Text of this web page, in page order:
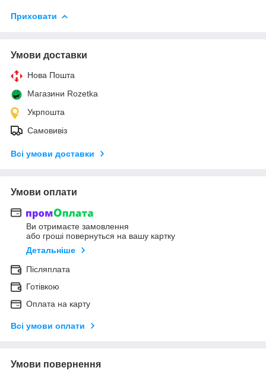
Приховати
Умови доставки
Нова Пошта
Магазини Rozetka
Укрпошта
Самовивіз
Всі умови доставки
Умови оплати
Ви отримаєте замовлення
або гроші повернуться на вашу картку
Детальніше
Післяплата
Готівкою
Оплата на карту
Всі умови оплати
Умови повернення